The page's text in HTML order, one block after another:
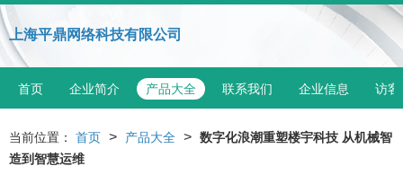
上海平鼎网络科技有限公司
首页 企业简介 产品大全 联系我们 企业信息 访客
当前位置： 首页 > 产品大全 > 数字化浪潮重塑楼宇科技 从机械智
造到智慧运维